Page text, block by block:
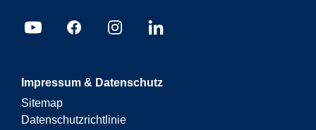
Impressum & Datenschutz
Sitemap
Datenschutzrichtlinie